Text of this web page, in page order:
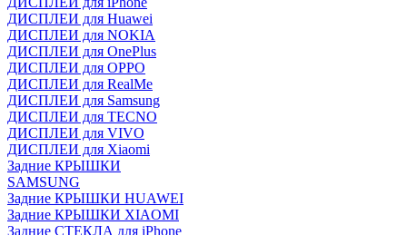
ДИСПЛЕИ для Huawei
ДИСПЛЕИ для NOKIA
ДИСПЛЕИ для OnePlus
ДИСПЛЕИ для OPPO
ДИСПЛЕИ для RealMe
ДИСПЛЕИ для Samsung
ДИСПЛЕИ для TECNO
ДИСПЛЕИ для VIVO
ДИСПЛЕИ для Xiaomi
Задние КРЫШКИ
SAMSUNG
Задние КРЫШКИ HUAWEI
Задние КРЫШКИ XIAOMI
Задние СТЕКЛА для iPhone